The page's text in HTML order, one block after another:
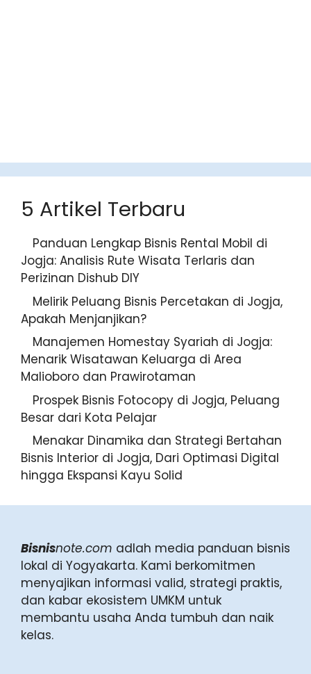
5 Artikel Terbaru
Panduan Lengkap Bisnis Rental Mobil di
Jogja: Analisis Rute Wisata Terlaris dan
Perizinan Dishub DIY
Melirik Peluang Bisnis Percetakan di Jogja,
Apakah Menjanjikan?
Manajemen Homestay Syariah di Jogja:
Menarik Wisatawan Keluarga di Area
Malioboro dan Prawirotaman
Prospek Bisnis Fotocopy di Jogja, Peluang
Besar dari Kota Pelajar
Menakar Dinamika dan Strategi Bertahan
Bisnis Interior di Jogja, Dari Optimasi Digital
hingga Ekspansi Kayu Solid
Bisnisnote.com adlah media panduan bisnis
lokal di Yogyakarta. Kami berkomitmen
menyajikan informasi valid, strategi praktis,
dan kabar ekosistem UMKM untuk
membantu usaha Anda tumbuh dan naik
kelas.